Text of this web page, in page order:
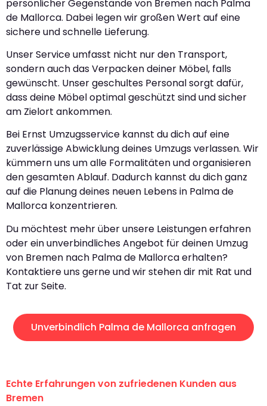
persönlicher Gegenstände von Bremen nach Palma
de Mallorca. Dabei legen wir großen Wert auf eine
sichere und schnelle Lieferung.
Unser Service umfasst nicht nur den Transport,
sondern auch das Verpacken deiner Möbel, falls
gewünscht. Unser geschultes Personal sorgt dafür,
dass deine Möbel optimal geschützt sind und sicher
am Zielort ankommen.
Bei Ernst Umzugsservice kannst du dich auf eine
zuverlässige Abwicklung deines Umzugs verlassen. Wir
kümmern uns um alle Formalitäten und organisieren
den gesamten Ablauf. Dadurch kannst du dich ganz
auf die Planung deines neuen Lebens in Palma de
Mallorca konzentrieren.
Du möchtest mehr über unsere Leistungen erfahren
oder ein unverbindliches Angebot für deinen Umzug
von Bremen nach Palma de Mallorca erhalten?
Kontaktiere uns gerne und wir stehen dir mit Rat und
Tat zur Seite.
Unverbindlich Palma de Mallorca anfragen
Echte Erfahrungen von zufriedenen Kunden aus
Bremen